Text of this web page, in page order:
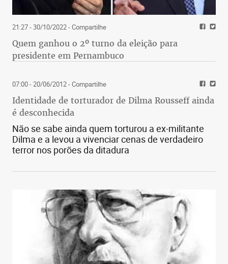
21:27 - 30/10/2022- Compartilhe
Quem ganhou o 2º turno da eleição para
presidente em Pernambuco
07:00 - 20/06/2012- Compartilhe
Identidade de torturador de Dilma Rousseff ainda
é desconhecida
Não se sabe ainda quem torturou a ex-militante
Dilma e a levou a vivenciar cenas de verdadeiro
terror nos porões da ditadura